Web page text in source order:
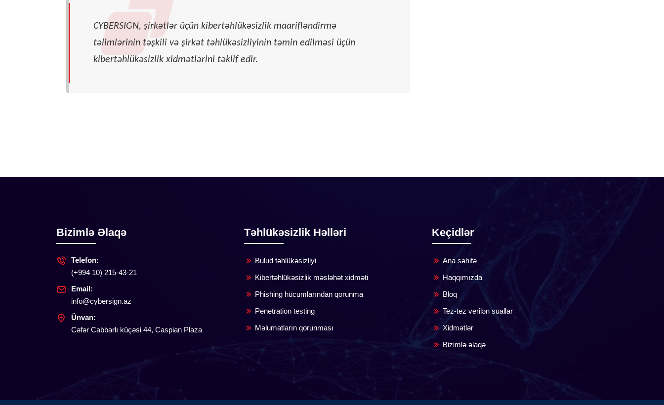
CYBERSIGN, şirkətlər üçün kibertəhlükəsizlik maarifləndirmə
təlimlərinin təşkili və şirkət təhlükəsizliyinin təmin edilməsi üçün
kibertəhlükəsizlik xidmətlərini təklif edir.
Bizimlə Əlaqə
Telefon:
(+994 10) 215-43-21
Email:
info@cybersign.az
Ünvan:
Cəfər Cabbarlı küçəsi 44, Caspian Plaza
Təhlükəsizlik Həlləri
Bulud təhlükəsizliyi
Kibertəhlükəsizlik məsləhət xidməti
Phishing hücumlarından qorunma
Penetration testing
Məlumatların qorunması
Keçidlər
Ana səhifə
Haqqımızda
Bloq
Tez-tez verilən suallar
Xidmətlər
Bizimlə əlaqə